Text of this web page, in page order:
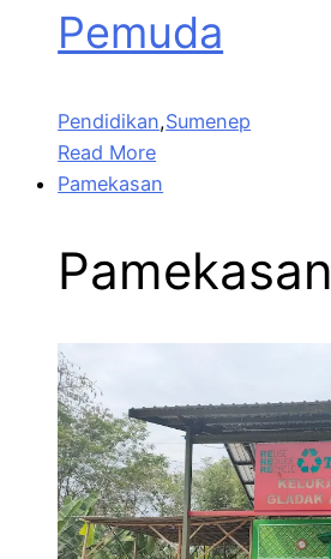
Pemuda
Pendidikan,Sumenep
Read More
Pamekasan
Pamekasan